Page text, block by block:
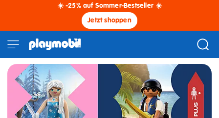
☀️ -25% auf Sommer-Bestseller ☀️
Jetzt shoppen